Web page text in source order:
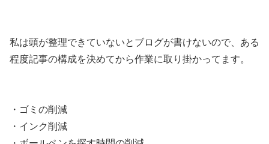
私は頭が整理できていないとブログが書けないので、ある
程度記事の構成を決めてから作業に取り掛かってます。
・ゴミの削減
・インク削減